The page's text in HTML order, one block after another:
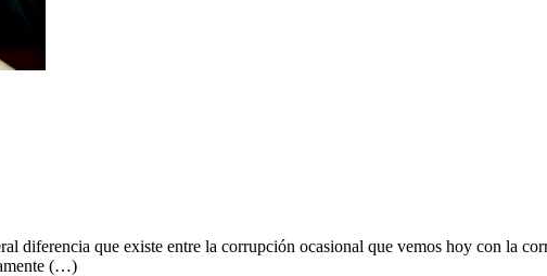
diferencia que existe entre la corrupción ocasional que vemos hoy con la
(…)